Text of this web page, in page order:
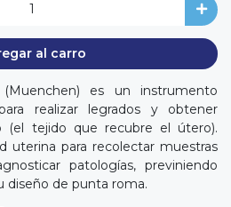
al carro
es un instrumento
realizar legrados y obtener
(el tejido que recubre el útero).
uterina para recolectar muestras
patologías, previniendo
diseño de punta roma.